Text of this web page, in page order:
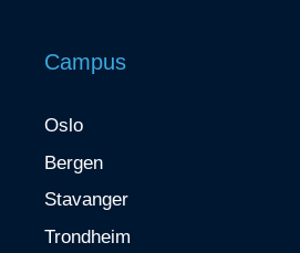
Campus
Oslo
Bergen
Stavanger
Trondheim